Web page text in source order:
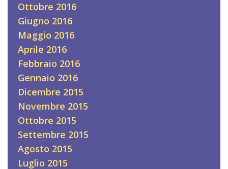
Ottobre 2016
Giugno 2016
Maggio 2016
Aprile 2016
Febbraio 2016
Gennaio 2016
Dicembre 2015
Novembre 2015
Ottobre 2015
Settembre 2015
Agosto 2015
Luglio 2015